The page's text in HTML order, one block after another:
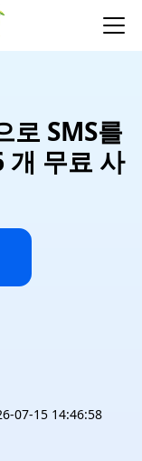
로 SMS를
개 무료 사
07-15 14:46:58